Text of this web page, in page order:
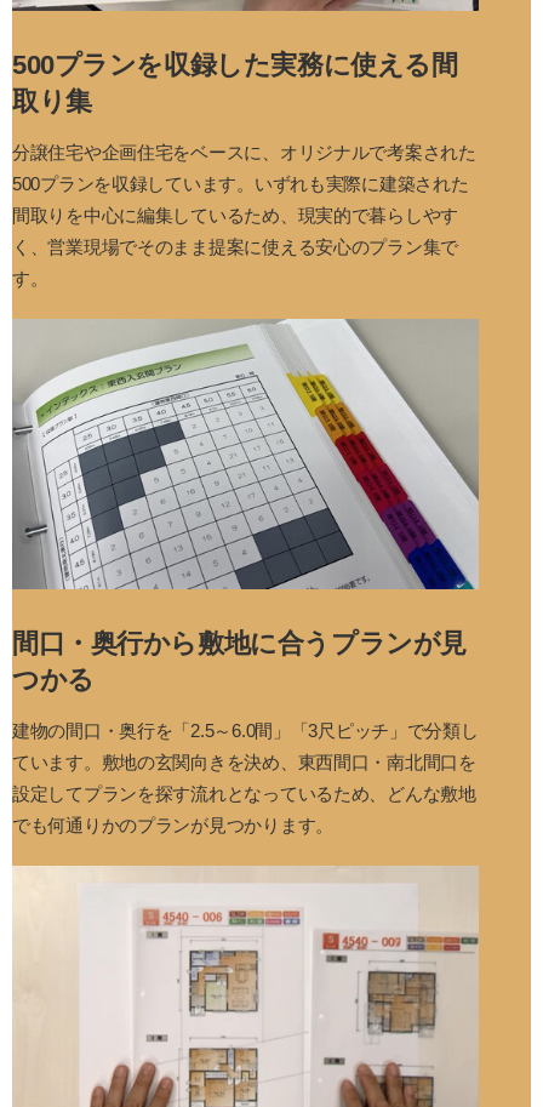
500プランを収録した実務に使える間
取り集
分譲住宅や企画住宅をベースに、オリジナルで考案された
500プランを収録しています。いずれも実際に建築された
間取りを中心に編集しているため、現実的で暮らしやす
く、営業現場でそのまま提案に使える安心のプラン集で
す。
間口・奥行から敷地に合うプランが見
つかる
建物の間口・奥行を「2.5～6.0間」「3尺ピッチ」で分類し
ています。敷地の玄関向きを決め、東西間口・南北間口を
設定してプランを探す流れとなっているため、どんな敷地
でも何通りかのプランが見つかります。